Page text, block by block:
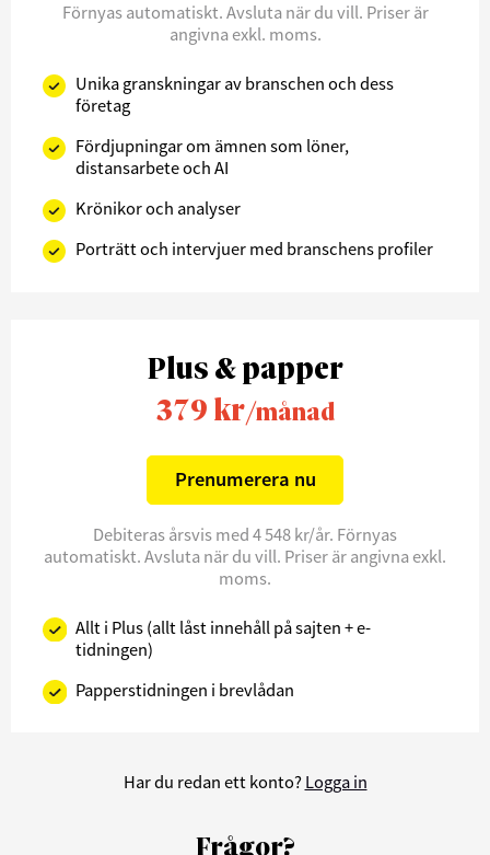
Förnyas automatiskt. Avsluta när du vill. Priser är
angivna exkl. moms.
Unika granskningar av branschen och dess
företag
Fördjupningar om ämnen som löner,
distansarbete och AI
Krönikor och analyser
Porträtt och intervjuer med branschens profiler
Plus & papper
379 kr/månad
Prenumerera nu
Debiteras årsvis med 4 548 kr/år. Förnyas
automatiskt. Avsluta när du vill. Priser är angivna exkl.
moms.
Allt i Plus (allt låst innehåll på sajten + e-
tidningen)
Papperstidningen i brevlådan
Har du redan ett konto? Logga in
Frågor?